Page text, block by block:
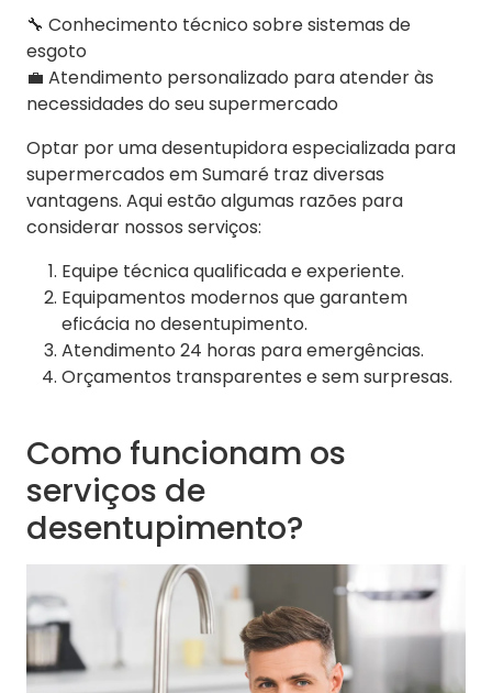
🔧 Conhecimento técnico sobre sistemas de
esgoto
💼 Atendimento personalizado para atender às
necessidades do seu supermercado
Optar por uma desentupidora especializada para
supermercados em Sumaré traz diversas
vantagens. Aqui estão algumas razões para
considerar nossos serviços:
Equipe técnica qualificada e experiente.
Equipamentos modernos que garantem
eficácia no desentupimento.
Atendimento 24 horas para emergências.
Orçamentos transparentes e sem surpresas.
Como funcionam os
serviços de
desentupimento?